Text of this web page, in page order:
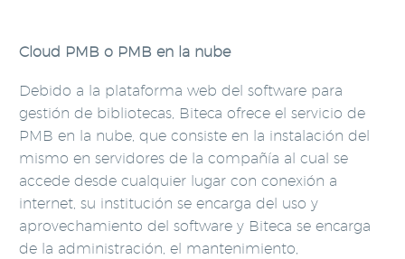
Cloud PMB o PMB en la nube
Debido a la plataforma web del software para
gestión de bibliotecas, Biteca ofrece el servicio de
PMB en la nube, que consiste en la instalación del
mismo en servidores de la compañía al cual se
accede desde cualquier lugar con conexión a
internet, su institución se encarga del uso y
aprovechamiento del software y Biteca se encarga
de la administración, el mantenimiento,